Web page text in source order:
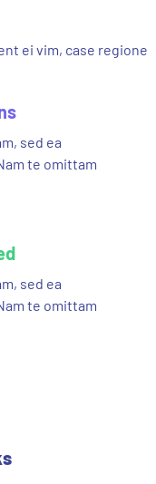
ei vim, case regione
sed ea
te omittam
sed ea
te omittam